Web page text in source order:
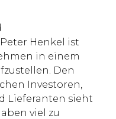
Henkel ist
in einem
Den
Investoren,
Lieferanten sieht
viel zu